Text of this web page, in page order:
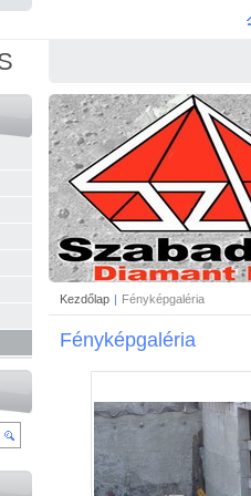
Kezdőlap | Fényképgaléria
Fényképgaléria